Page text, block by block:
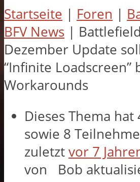
Startseite | Foren |
BFV News |
Dezember Update
“Infinite Loadscreen”
Workarounds
Dieses Thema
sowie 8
zuletzt vor 7
von
Bob